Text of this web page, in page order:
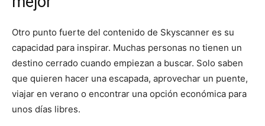
Otro punto fuerte del contenido de Skyscanner es su
capacidad para inspirar. Muchas personas no tienen un
destino cerrado cuando empiezan a buscar. Solo saben
que quieren hacer una escapada, aprovechar un puente,
viajar en verano o encontrar una opción económica para
unos días libres.